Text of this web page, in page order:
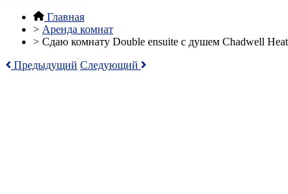
Главная
> Аренда комнат
> Сдаю комнатy Double ensuite с душем Chadwell
Предыдущий Следующий